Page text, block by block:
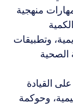
منهجية
وتطبيقات
الصحية
القيادة
وحوكمة